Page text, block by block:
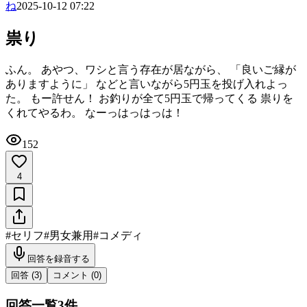
ね2025-10-12 07:22
祟り
ふん。 あやつ、ワシと言う存在が居ながら、 「良いご縁が
ありますように」 などと言いながら5円玉を投げ入れよっ
た。 もー許せん！ お釣りが全て5円玉で帰ってくる 祟りを
くれてやるわ。 なーっはっはっは！
152
4
#セリフ#男女兼用#コメディ
回答を録音する
回答 (3) コメント (0)